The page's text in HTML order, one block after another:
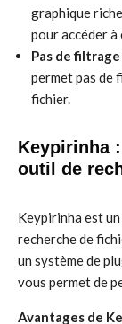
graphique
pour accéder
Pas de
permet pas de
fichier.
Keypirinha
outil de
Keypirinha est
recherche de
un système de
vous permet de
Avantages de